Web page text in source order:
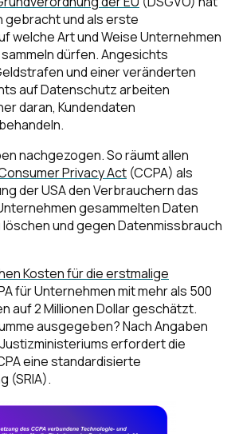
gebracht und als erste
welche Art und Weise Unternehmen
dürfen. Angesichts
und einer veränderten
auf Datenschutz arbeiten
daran, Kundendaten
nachgezogen. So räumt allen
Privacy Act (CCPA) als
der USA den Verbrauchern das
gesammelten Daten
und gegen Datenmissbrauch
Kosten für die erstmalige
für Unternehmen mit mehr als 500
auf 2 Millionen Dollar geschätzt.
ausgegeben? Nach Angaben
erfordert die
eine standardisierte
(SRIA).